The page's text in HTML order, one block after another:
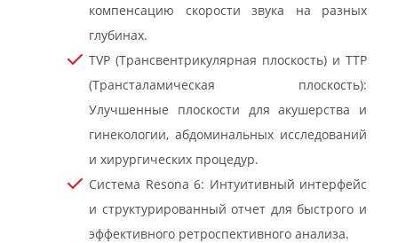
компенсацию скорости звука на разных
глубинах.
TVP (Трансвентрикулярная плоскость) и TTP
(Трансталамическая плоскость):
Улучшенные плоскости для акушерства и
гинекологии, абдоминальных исследований
и хирургических процедур.
Система Resona 6: Интуитивный интерфейс
и структурированный отчет для быстрого и
эффективного ретроспективного анализа.